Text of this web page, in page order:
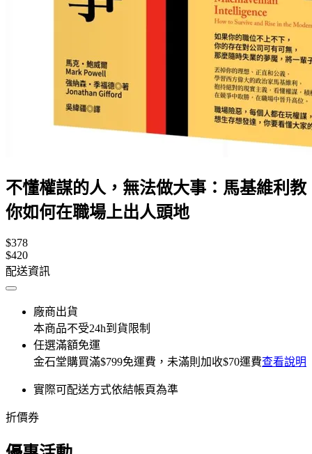
不懂權謀的人，無法做大事：馬基維利教
你如何在職場上出人頭地
$378
$420
配送資訊
廠商出貨
本商品不受24h到貨限制
任選滿額免運
金石堂購買滿$799免運費，未滿則加收$70運費查看說明
實際可配送方式依結帳頁為準
折價券